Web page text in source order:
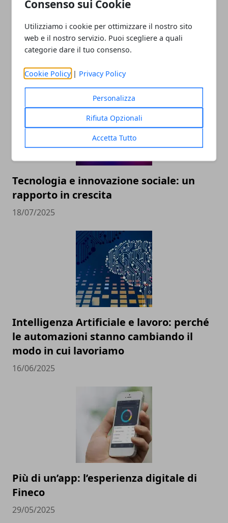
Consenso sui Cookie
Utilizziamo i cookie per ottimizzare il nostro sito
web e il nostro servizio. Puoi scegliere a quali
categorie dare il tuo consenso.
Cookie Policy | Privacy Policy
Personalizza
Rifiuta Opzionali
Accetta Tutto
ARTICOLI CORRELATI
Tecnologia e innovazione sociale: un
rapporto in crescita
18/07/2025
Intelligenza Artificiale e lavoro: perché
le automazioni stanno cambiando il
modo in cui lavoriamo
16/06/2025
Più di un’app: l’esperienza digitale di
Fineco
29/05/2025